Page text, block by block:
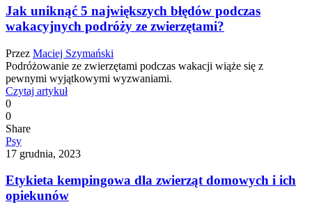
Jak uniknąć 5 największych błędów podczas
wakacyjnych podróży ze zwierzętami?
Przez Maciej Szymański
Podróżowanie ze zwierzętami podczas wakacji wiąże się z
pewnymi wyjątkowymi wyzwaniami.
Czytaj artykuł
0
0
Share
Psy
17 grudnia, 2023
Etykieta kempingowa dla zwierząt domowych i ich
opiekunów